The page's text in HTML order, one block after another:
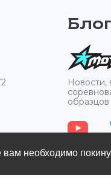
Новости,
необходимо